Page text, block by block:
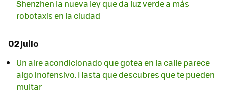
Shenzhen la nueva ley que da luz verde a más
robotaxis en la ciudad
02 julio
Un aire acondicionado que gotea en la calle parece
algo inofensivo. Hasta que descubres que te pueden
multar